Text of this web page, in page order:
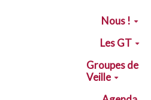
Aller au contenu principal
Nous !
Les GT
Groupes de
Veille